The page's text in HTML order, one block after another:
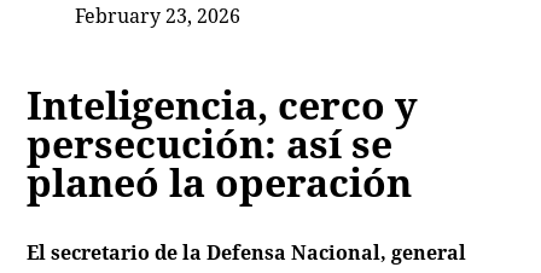
February 23, 2026
Inteligencia, cerco y
persecución: así se
planeó la operación
El secretario de la Defensa Nacional, general